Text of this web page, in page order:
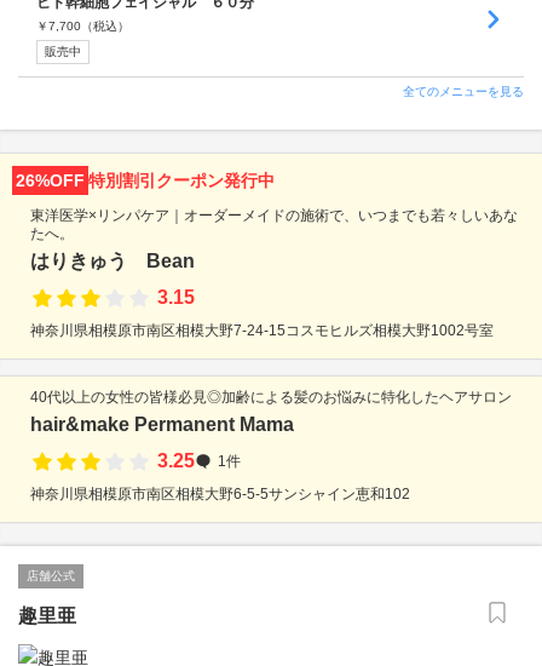
￥7,700 （税込）
販売中
全てのメニューを見る
26%OFF 特別割引クーポン発行中
東洋医学×リンパケア｜オーダーメイドの施術で、いつまでも若々しいあな
たへ。
はりきゅう Bean
3.15
神奈川県相模原市南区相模大野7-24-15コスモヒルズ相模大野1002号室
40代以上の女性の皆様必見◎加齢による髪のお悩みに特化したヘアサロン
hair&make Permanent Mama
3.25
1件
神奈川県相模原市南区相模大野6-5-5サンシャイン恵和102
店舗公式
趣里亜